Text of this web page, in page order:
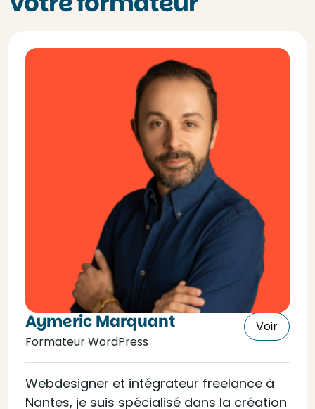
Aymeric Marquant
Formateur WordPress
Voir
Webdesigner et intégrateur freelance à
Nantes, je suis spécialisé dans la création